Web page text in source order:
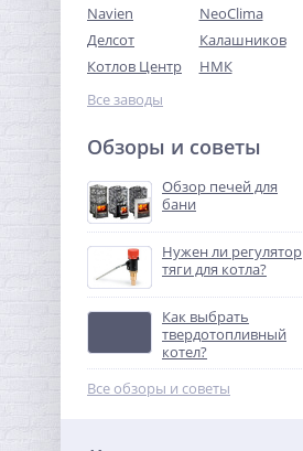
Navien
NeoClima
Делсот
Калашников
Котлов Центр
НМК
Все заводы
Обзоры и советы
Обзор печей для
бани
Нужен ли регулятор
тяги для котла?
Как выбрать
твердотопливный
котел?
Все обзоры и советы